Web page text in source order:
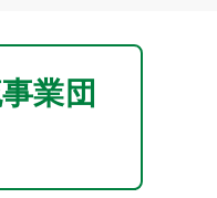
業団